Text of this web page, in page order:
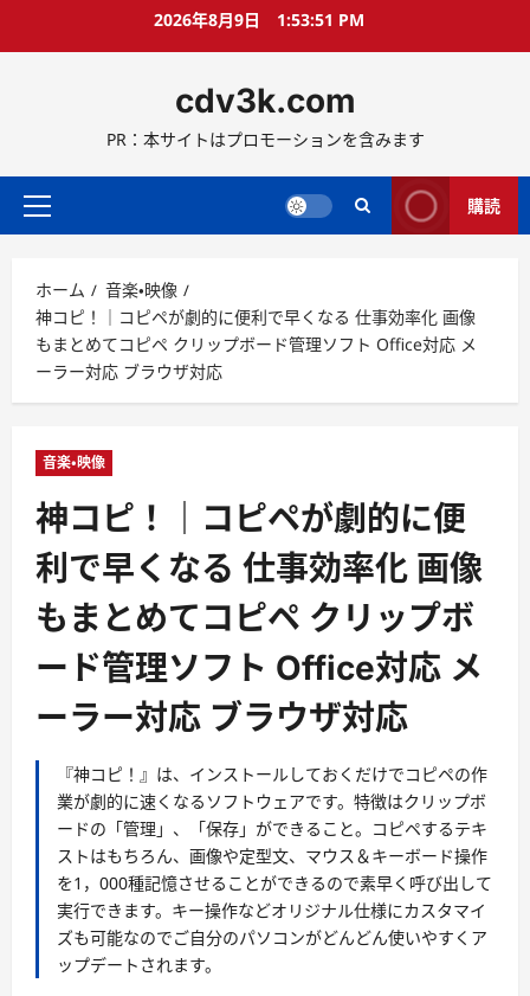
ス
ッ
2026年8月9日 1:53:52 PM
cdv3k.com
PR：本サイトはプロモーションを含みます
メ
メ
ニ
ュ
ー
購読
ホーム
音楽・映像
神コピ！｜コピペが劇的に便利で早くなる 仕事効率化 画像
もまとめてコピペ クリップボード管理ソフト Office対応 メ
ーラー対応 ブラウザ対応
音楽・映像
神コピ！｜コピペが劇的に便
利で早くなる 仕事効率化 画像
もまとめてコピペ クリップボ
ード管理ソフト Office対応 メ
ーラー対応 ブラウザ対応
『神コピ！』は、インストールしておくだけでコピペの作
業が劇的に速くなるソフトウェアです。特徴はクリップボ
ードの「管理」、「保存」ができること。コピペするテキ
ストはもちろん、画像や定型文、マウス＆キーボード操作
を1，000種記憶させることができるので素早く呼び出して
実行できます。キー操作などオリジナル仕様にカスタマイ
ズも可能なのでご自分のパソコンがどんどん使いやすくア
ップデートされます。